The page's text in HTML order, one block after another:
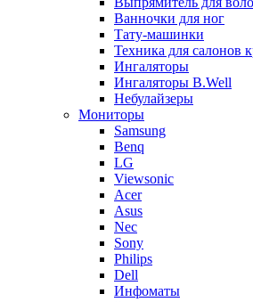
Ванночки для ног
Тату-машинки
Техника для салонов
Ингаляторы
Ингаляторы B.Well
Небулайзеры
Мониторы
Samsung
Benq
LG
Viewsonic
Acer
Asus
Nec
Sony
Philips
Dell
Инфоматы